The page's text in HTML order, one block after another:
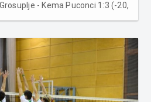
- Kema Puconci 1:3 (-20,